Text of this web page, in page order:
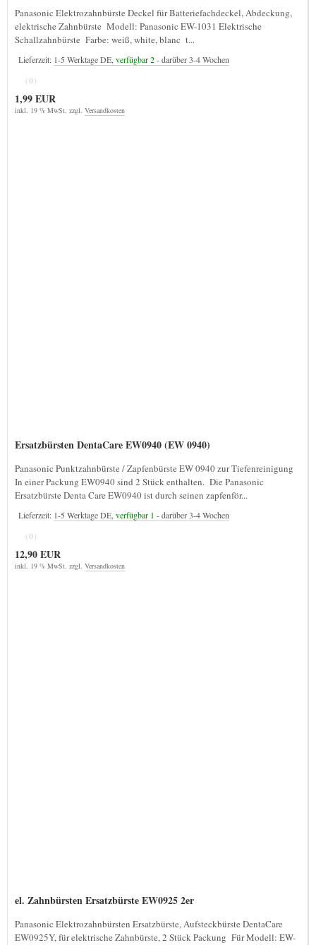
Panasonic Elektrozahnbürste Deckel für Batteriefachdeckel, Abdeckung,
elektrische Zahnbürste Modell: Panasonic EW-1031 Elektrische
Schallzahnbürste Farbe: weiß, white, blanc t...
Lieferzeit: 1-5 Werktage DE, verfügbar 2- darüber 3-4 Wochen
(0)
1,99 EUR
inkl. 19 % MwSt. zzgl. Versandkosten
Ersatzbürsten DentaCare EW0940 (EW 0940)
Panasonic Punktzahnbürste / Zapfenbürste EW 0940 zur Tiefenreinigung
In einer Packung EW0940 sind 2 Stück enthalten. Die Panasonic
Ersatzbürste Denta Care EW0940 ist durch seinen zapfenför...
Lieferzeit: 1-5 Werktage DE, verfügbar 1 - darüber 3-4 Wochen
(0)
12,90 EUR
inkl. 19 % MwSt. zzgl. Versandkosten
el. Zahnbürsten Ersatzbürste EW0925 2er
Panasonic Elektrozahnbürsten Ersatzbürste, Aufsteckbürste DentaCare
EW0925Y, für elektrische Zahnbürste, 2 Stück Packung Für Modell: EW-